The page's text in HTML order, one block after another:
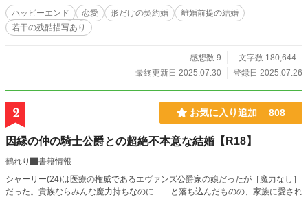
サイトでも掲載中です。
ハッピーエンド 恋愛 形だけの契約婚
離婚前提の結婚
若干の残酷描写あり
感想数 9
文字数 180,644
最終更新日 2025.07.30
登録日 2025.07.26
2 お気に入り追加 808
因縁の仲の騎士公爵との超絶不本意な結婚【R18】
鶴れり
書籍情報
シャーリー(24)は医療の権威であるエヴァンズ公爵家の娘だったが［魔力なし］
だった。貴族ならみんな魔力持ちなのに……と落ち込んだものの、家族に愛され